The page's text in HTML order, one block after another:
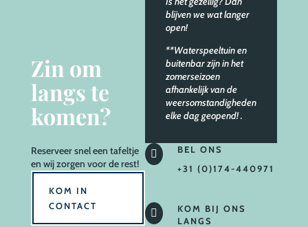
Zin om
langs te
komen?
Reserveersnel een tafeltje
en wij zorgen voor de rest!
KOM IN
CONTACT
blijven we wat langer
open!
**Waterspeeltuin en
buitenbar zijn in het
zomerseizoen
afhankelijk van de
weersomstandigheden
elke dag geopend!.

BEL ONS
+31 (0)174-440971

KOM BIJ ONS
LANGS